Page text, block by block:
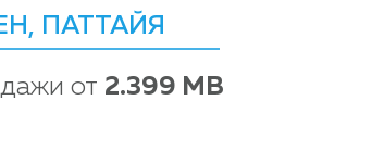
ПАТТАЙЯ
от 2.399 MB